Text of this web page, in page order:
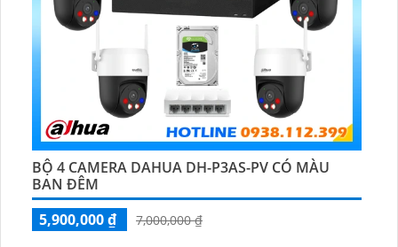
BỘ 4 CAMERA DAHUA DH-P3AS-PV CÓ MÀU
BAN ĐÊM
5,900,000 ₫
7,000,000 ₫